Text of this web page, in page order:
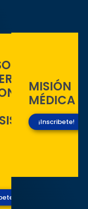
MISIÓN
MÉDICA
¡Inscribete!